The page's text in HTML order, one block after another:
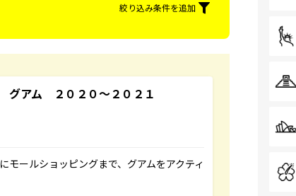
絞り込み条件を追加
アム ２０２０～２０２１
モールショッピングまで、グアムをアクティ